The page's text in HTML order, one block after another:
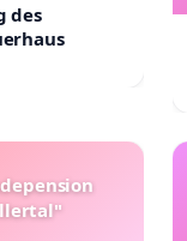
des